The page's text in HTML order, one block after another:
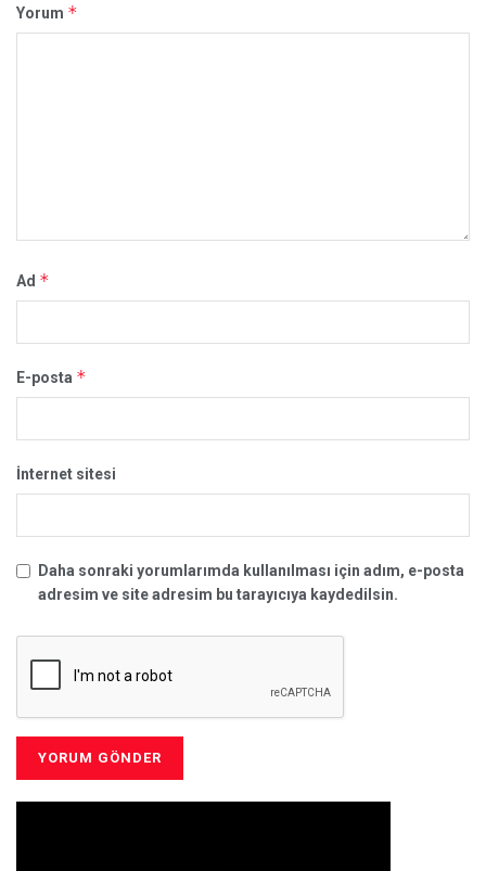
Yorum *
Ad *
E-posta *
İnternet sitesi
Daha sonraki yorumlarımda kullanılması için adım, e-posta
adresim ve site adresim bu tarayıcıya kaydedilsin.